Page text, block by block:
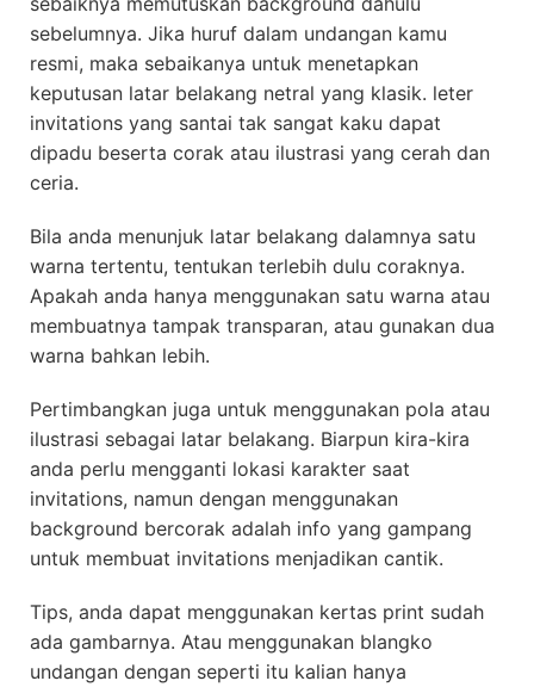
sebelumnya. Jika huruf dalam undangan kamu
resmi, maka sebaikanya untuk menetapkan
keputusan latar belakang netral yang klasik. leter
invitations yang santai tak sangat kaku dapat
dipadu beserta corak atau ilustrasi yang cerah dan
ceria.
Bila anda menunjuk latar belakang dalamnya satu
warna tertentu, tentukan terlebih dulu coraknya.
Apakah anda hanya menggunakan satu warna atau
membuatnya tampak transparan, atau gunakan dua
warna bahkan lebih.
Pertimbangkan juga untuk menggunakan pola atau
ilustrasi sebagai latar belakang. Biarpun kira-kira
anda perlu mengganti lokasi karakter saat
invitations, namun dengan menggunakan
background bercorak adalah info yang gampang
untuk membuat invitations menjadikan cantik.
Tips, anda dapat menggunakan kertas print sudah
ada gambarnya. Atau menggunakan blangko
undangan dengan seperti itu kalian hanya